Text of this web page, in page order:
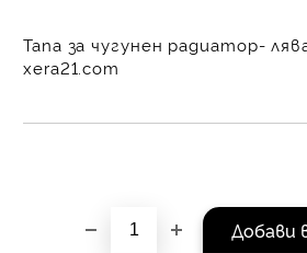
Тапа за чугунен радиатор-
xera21.com